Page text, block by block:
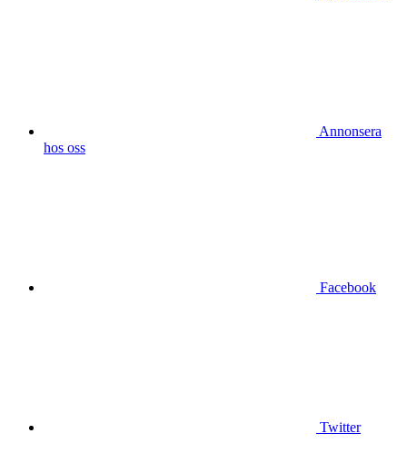
Annonsera
hos oss
Facebook
Twitter